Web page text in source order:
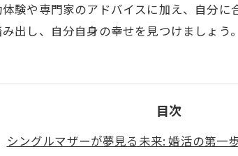
験や専門家のアドバイスに加え、自分
出し、自分自身の幸せを見つけましょう。
目次
シングルマザーが夢見る未来: 婚活の第一